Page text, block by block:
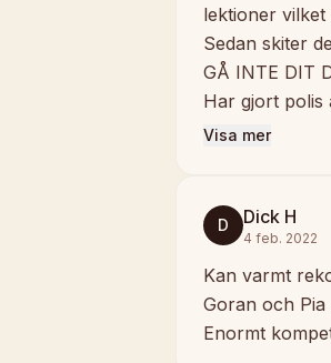
lektioner
Sedan skiter
GÅ INTE DIT
Har gjort polis
Visa mer
D Dick H
4 feb. 2022
Kan varmt
Goran och
Enormt